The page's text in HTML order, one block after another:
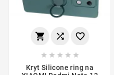
  
    
Kryt Silicone ring na